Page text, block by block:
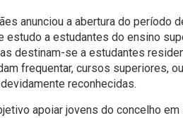
anunciou a abertura do período
estudo a estudantes do ensino
destinam-se a estudantes
frequentar, cursos superiores,
reconhecidas.
apoiar jovens do concelho em